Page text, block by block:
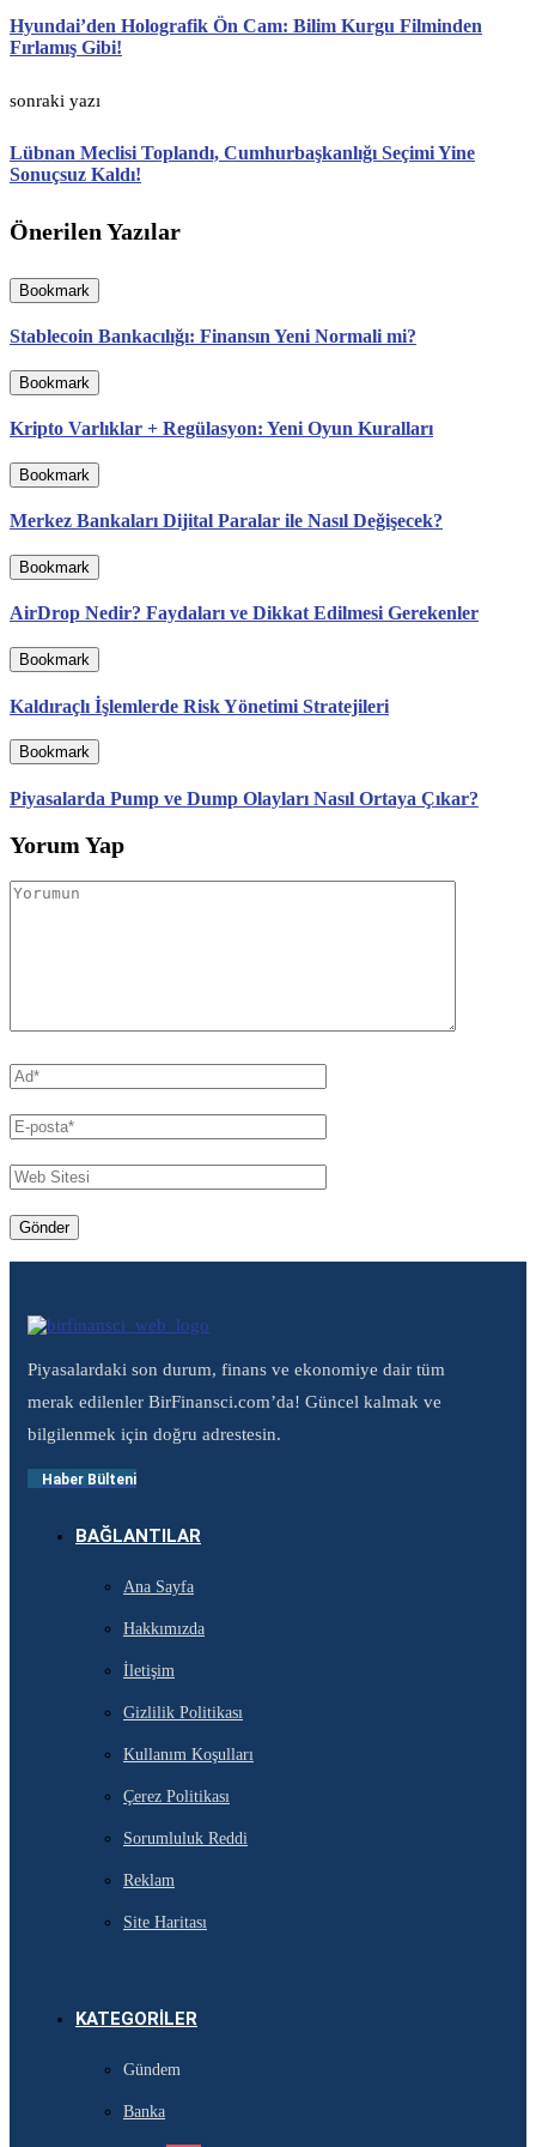
Hyundai’den Holografik Ön Cam: Bilim Kurgu Filminden
Fırlamış Gibi!
sonraki yazı
Lübnan Meclisi Toplandı, Cumhurbaşkanlığı Seçimi Yine
Sonuçsuz Kaldı!
Önerilen Yazılar
Bookmark
Stablecoin Bankacılığı: Finansın Yeni Normali mi?
Bookmark
Kripto Varlıklar + Regülasyon: Yeni Oyun Kuralları
Bookmark
Merkez Bankaları Dijital Paralar ile Nasıl Değişecek?
Bookmark
AirDrop Nedir? Faydaları ve Dikkat Edilmesi Gerekenler
Bookmark
Kaldıraçlı İşlemlerde Risk Yönetimi Stratejileri
Bookmark
Piyasalarda Pump ve Dump Olayları Nasıl Ortaya Çıkar?
Yorum Yap
Piyasalardaki son durum, finans ve ekonomiye dair tüm
merak edilenler BirFinansci.com’da! Güncel kalmak ve
bilgilenmek için doğru adrestesin.
Haber Bülteni
BAĞLANTILAR
Ana Sayfa
Hakkımızda
İletişim
Gizlilik Politikası
Kullanım Koşulları
Çerez Politikası
Sorumluluk Reddi
Reklam
Site Haritası
KATEGORILER
Gündem
Banka